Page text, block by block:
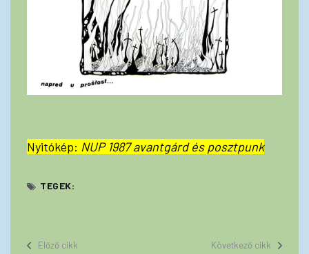
Nyitókép: NUP 1987 avantgárd és posztpunk
TEGEK:
Előző cikk Következő cikk